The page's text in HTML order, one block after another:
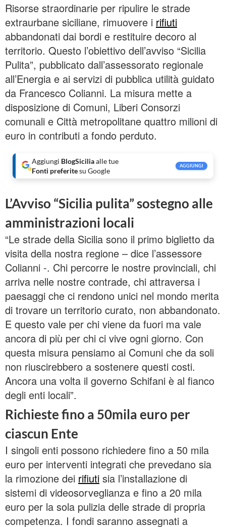
Risorse straordinarie per ripulire le strade
extraurbane siciliane, rimuovere i rifiuti
abbandonati dai bordi e restituire decoro al
territorio. Questo l’obiettivo dell’avviso “Sicilia
Pulita”, pubblicato dall’assessorato regionale
all’Energia e ai servizi di pubblica utilità guidato
da Francesco Colianni. La misura mette a
disposizione di Comuni, Liberi Consorzi
comunali e Città metropolitane quattro milioni di
euro in contributi a fondo perduto.
Aggiungi BlogSiciliaalle tue
Fonti preferitesu Google
AGGIUNGI
L’Avviso “Sicilia pulita” sostegno alle
amministrazioni locali
“Le strade della Sicilia sono il primo biglietto da
visita della nostra regione – dice l’assessore
Colianni -. Chi percorre le nostre provinciali, chi
arriva nelle nostre contrade, chi attraversa i
paesaggi che ci rendono unici nel mondo merita
di trovare un territorio curato, non abbandonato.
E questo vale per chi viene da fuori ma vale
ancora di più per chi ci vive ogni giorno. Con
questa misura pensiamo ai Comuni che da soli
non riuscirebbero a sostenere questi costi.
Ancora una volta il governo Schifani è al fianco
degli enti locali”.
Richieste fino a 50mila euro per
ciascun Ente
I singoli enti possono richiedere fino a 50 mila
euro per interventi integrati che prevedano sia
la rimozione dei rifiuti sia l’installazione di
sistemi di videosorveglianza e fino a 20 mila
euro per la sola pulizia delle strade di propria
competenza. I fondi saranno assegnati a